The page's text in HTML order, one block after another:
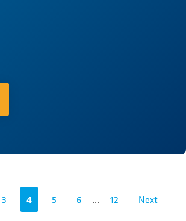
3 4 5 6 ... 12 Next